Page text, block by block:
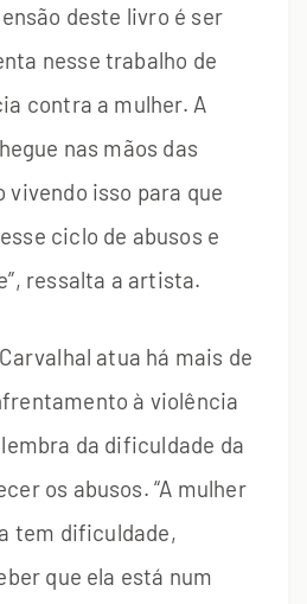
deste livro é ser
nesse trabalho de
contra a mulher. A
nas mãos das
vivendo isso para que
ciclo de abusos e
ressalta a artista.
atua há mais de
à violência
da dificuldade da
os abusos. “A mulher
tem dificuldade,
que ela está num